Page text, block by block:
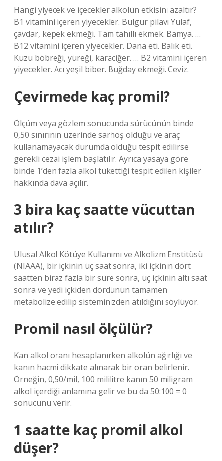
Hangi yiyecek ve içecekler alkolün etkisini azaltır?
B1 vitamini içeren yiyecekler. Bulgur pilavı Yulaf,
çavdar, kepek ekmeği. Tam tahıllı ekmek. Bamya. …
B12 vitamini içeren yiyecekler. Dana eti. Balık eti.
Kuzu böbreği, yüreği, karaciğer. … B2 vitamini içeren
yiyecekler. Acı yeşil biber. Buğday ekmeği. Ceviz.
Çevirmede kaç promil?
Ölçüm veya gözlem sonucunda sürücünün binde
0,50 sınırının üzerinde sarhoş olduğu ve araç
kullanamayacak durumda olduğu tespit edilirse
gerekli cezai işlem başlatılır. Ayrıca yasaya göre
binde 1’den fazla alkol tükettiği tespit edilen kişiler
hakkında dava açılır.
3 bira kaç saatte vücuttan
atılır?
Ulusal Alkol Kötüye Kullanımı ve Alkolizm Enstitüsü
(NIAAA), bir içkinin üç saat sonra, iki içkinin dört
saatten biraz fazla bir süre sonra, üç içkinin altı saat
sonra ve yedi içkiden dördünün tamamen
metabolize edilip sisteminizden atıldığını söylüyor.
Promil nasıl ölçülür?
Kan alkol oranı hesaplanırken alkolün ağırlığı ve
kanın hacmi dikkate alınarak bir oran belirlenir.
Örneğin, 0,50/mil, 100 mililitre kanın 50 miligram
alkol içerdiği anlamına gelir ve bu da 50:100 = 0
sonucunu verir.
1 saatte kaç promil alkol
düşer?